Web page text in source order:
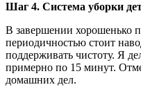
Шаг 4. Система уборки
В завершении хорошенько
периодичностью стоит
поддерживать чистоту. Я
примерно по 15 минут.
домашних дел.